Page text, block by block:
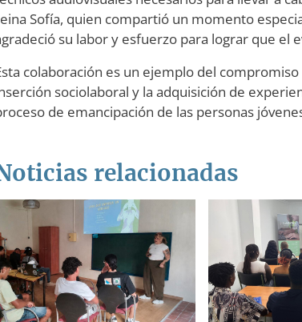
Sofía, quien compartió un momento
su labor y esfuerzo para lograr que el
colaboración es un ejemplo del
sociolaboral y la adquisición de
de emancipación de las personas
relacionadas